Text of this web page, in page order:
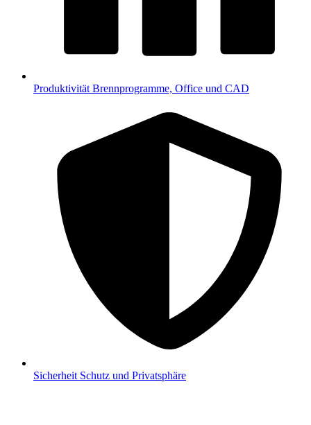
Produktivität Brennprogramme, Office und CAD
Sicherheit Schutz und Privatsphäre